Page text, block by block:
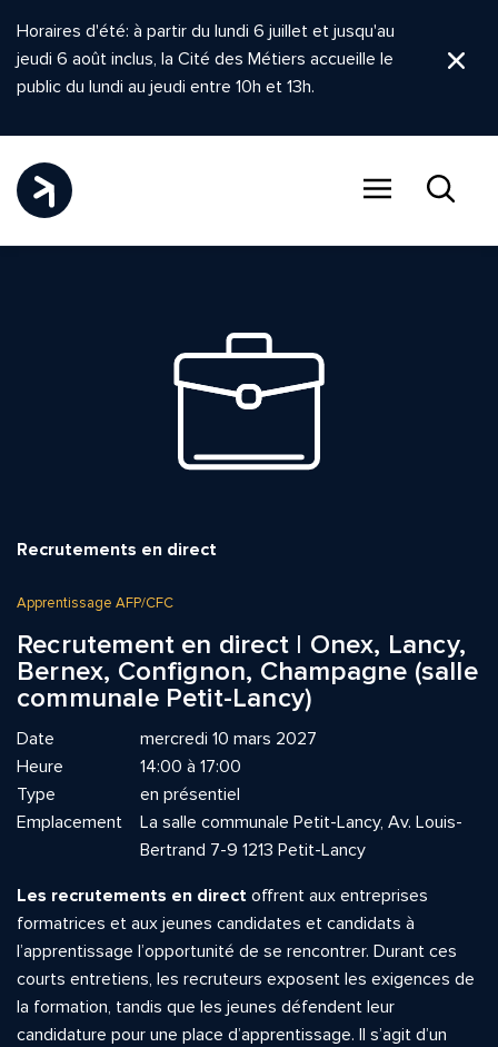
Horaires d'été: à partir du lundi 6 juillet et jusqu'au
jeudi 6 août inclus, la Cité des Métiers accueille le
public du lundi au jeudi entre 10h et 13h.
Recrutements en direct
Apprentissage AFP/CFC
Recrutement en direct | Onex, Lancy,
Bernex, Confignon, Champagne (salle
communale Petit-Lancy)
Date
mercredi 10 mars 2027
Heure
14:00 à 17:00
Type
en présentiel
Emplacement
La salle communale Petit-Lancy, Av. Louis-
Bertrand 7-9 1213 Petit-Lancy
Les recrutements en direct offrent aux entreprises
formatrices et aux jeunes candidates et candidats à
l’apprentissage l’opportunité de se rencontrer. Durant ces
courts entretiens, les recruteurs exposent les exigences de
la formation, tandis que les jeunes défendent leur
candidature pour une place d’apprentissage. Il s’agit d’un